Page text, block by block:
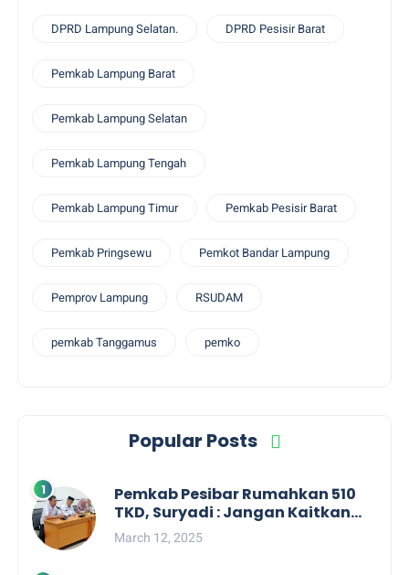
DPRD Lampung Selatan. DPRD Pesisir Barat
Pemkab Lampung Barat
Pemkab Lampung Selatan
Pemkab Lampung Tengah
Pemkab Lampung Timur Pemkab Pesisir Barat
Pemkab Pringsewu Pemkot Bandar Lampung
Pemprov Lampung RSUDAM
pemkab Tanggamus pemko
Popular Posts
Pemkab Pesibar Rumahkan 510
TKD, Suryadi : Jangan Kaitkan
Dengan Kepentingan Politik
March 12, 2025